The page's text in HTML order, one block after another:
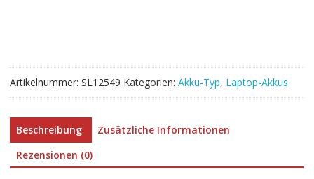
Artikelnummer: SL12549 Kategorien: Akku-Typ, Laptop-Akkus
Beschreibung
Zusätzliche Informationen
Rezensionen (0)